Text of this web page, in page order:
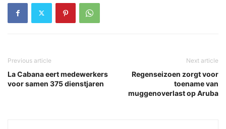
Previous article
La Cabana eert medewerkers
voor samen 375 dienstjaren
Next article
Regenseizoen zorgt voor
toename van
muggenoverlast op Aruba